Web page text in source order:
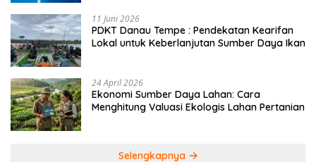
11 Juni 2026
PDKT Danau Tempe : Pendekatan Kearifan
Lokal untuk Keberlanjutan Sumber Daya Ikan
24 April 2026
Ekonomi Sumber Daya Lahan: Cara
Menghitung Valuasi Ekologis Lahan Pertanian
Selengkapnya